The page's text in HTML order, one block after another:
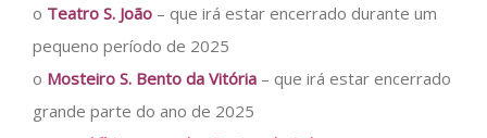
o Teatro S. João – que irá estar encerrado durante um
pequeno período de 2025
o Mosteiro S. Bento da Vitória – que irá estar encerrado
grande parte do ano de 2025